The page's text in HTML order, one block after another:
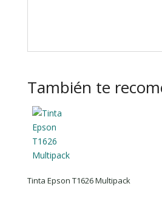
También te
Tinta Epson T1626 Multipack